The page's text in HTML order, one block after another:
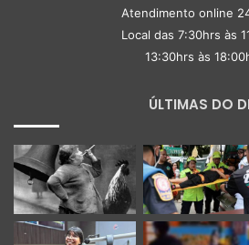
Atendimento online
Local das 7:30hrs às
13:30hrs às
ÚLTIMAS DO